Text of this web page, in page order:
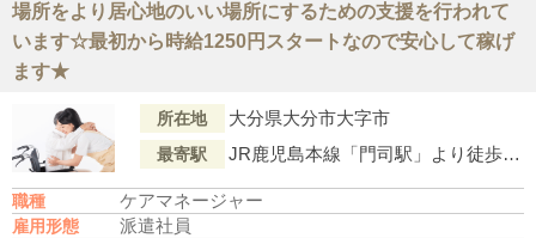
場所をより居心地のいい場所にするための支援を行われて
います☆最初から時給1250円スタートなので安心して稼げ
ます★
所在地 大分県大分市大字市
最寄駅 JR鹿児島本線「門司駅」より徒歩3分
職種 ケアマネージャー
雇用形態 派遣社員